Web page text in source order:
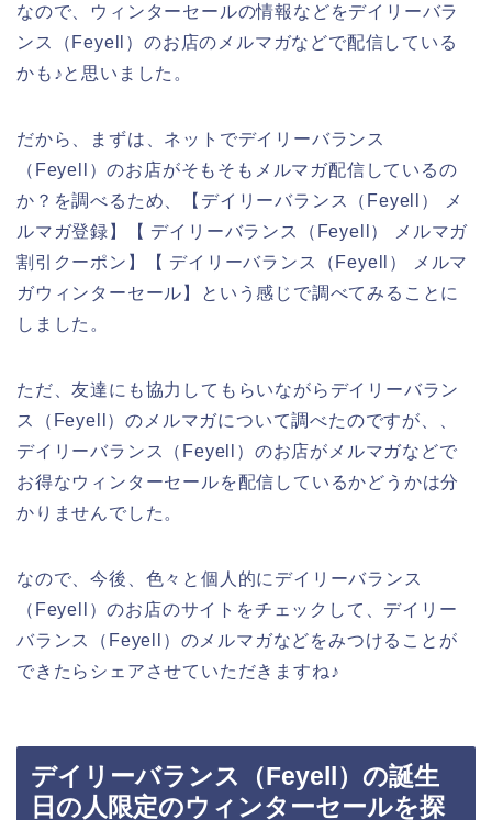
なので、ウィンターセールの情報などをデイリーバラ
ンス（Feyell）のお店のメルマガなどで配信している
かも♪と思いました。
だから、まずは、ネットでデイリーバランス
（Feyell）のお店がそもそもメルマガ配信しているの
か？を調べるため、【デイリーバランス（Feyell） メ
ルマガ登録】【 デイリーバランス（Feyell） メルマガ
割引クーポン】【 デイリーバランス（Feyell） メルマ
ガウィンターセール】という感じで調べてみることに
しました。
ただ、友達にも協力してもらいながらデイリーバラン
ス（Feyell）のメルマガについて調べたのですが、、
デイリーバランス（Feyell）のお店がメルマガなどで
お得なウィンターセールを配信しているかどうかは分
かりませんでした。
なので、今後、色々と個人的にデイリーバランス
（Feyell）のお店のサイトをチェックして、デイリー
バランス（Feyell）のメルマガなどをみつけることが
できたらシェアさせていただきますね♪
デイリーバランス（Feyell）の誕生
日の人限定のウィンターセールを探